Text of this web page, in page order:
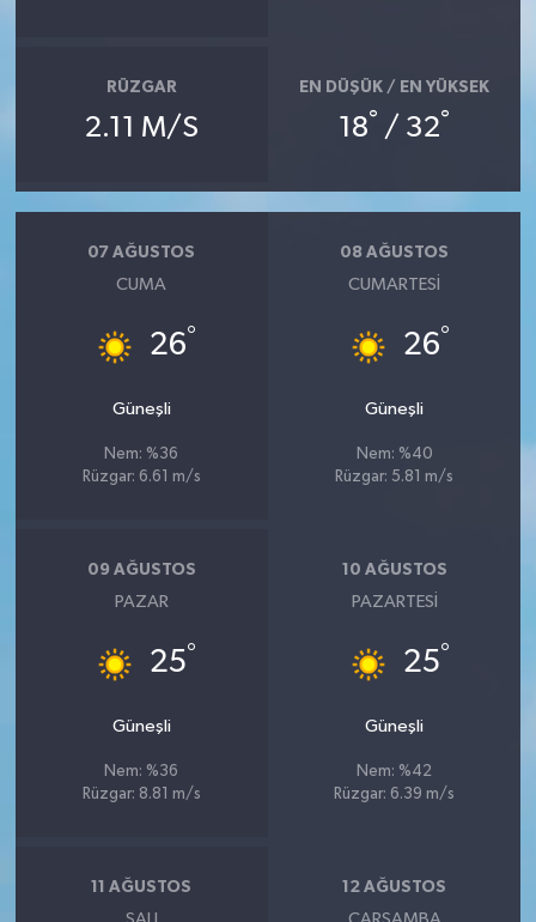
RÜZGAR
2.11 M/S
EN DÜŞÜK / EN YÜKSEK
18° / 32°
07 AĞUSTOS
CUMA
26°
Güneşli
Nem: %36
Rüzgar: 6.61 m/s
08 AĞUSTOS
CUMARTESI
26°
Güneşli
Nem: %40
Rüzgar: 5.81 m/s
09 AĞUSTOS
PAZAR
25°
Güneşli
Nem: %36
Rüzgar: 8.81 m/s
10 AĞUSTOS
PAZARTESI
25°
Güneşli
Nem: %42
Rüzgar: 6.39 m/s
11 AĞUSTOS 12 AĞUSTOS